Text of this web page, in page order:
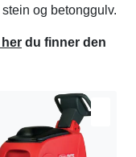
og betonggulv.
du finner den